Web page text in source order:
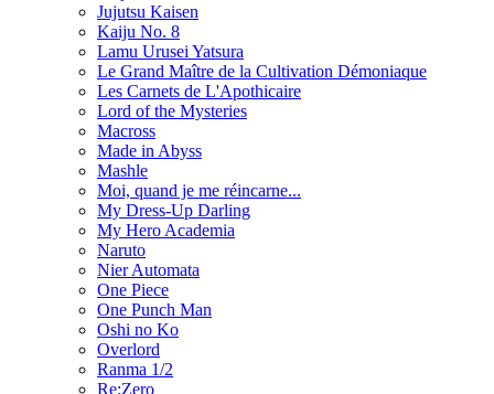
Jujutsu Kaisen
Kaiju No. 8
Lamu Urusei Yatsura
Le Grand Maître de la Cultivation Démoniaque
Les Carnets de L'Apothicaire
Lord of the Mysteries
Macross
Made in Abyss
Mashle
Moi, quand je me réincarne...
My Dress-Up Darling
My Hero Academia
Naruto
Nier Automata
One Piece
One Punch Man
Oshi no Ko
Overlord
Ranma 1/2
Re:Zero